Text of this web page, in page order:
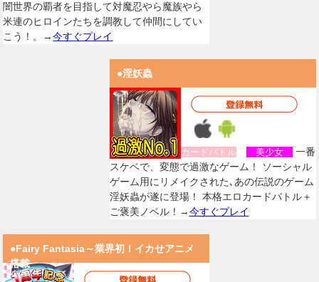
闇世界の覇者を目指して対魔忍やら魔族やら
米連のヒロインたちを調教して仲間にしてい
こう！。→今すぐプレイ
●淫妖蟲
カードバトル 美少女
一番
スケベで、変態で過激なゲーム！ ソーシャル
ゲーム用にリメイクされた､あの伝説のゲーム
淫妖蟲が遂に登場！ 本格エロカードバトル＋
ご褒美ノベル！→今すぐプレイ
●Fairy Fantasia～業界初！イカせアニメ
搭載